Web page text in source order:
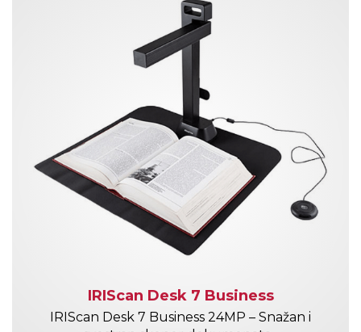
IRIScan Desk 7 Business
IRIScan Desk 7 Business 24MP – Snažan i